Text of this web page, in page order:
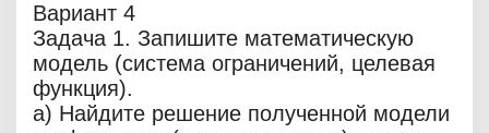
Вариант 4
Задача 1. Запишите математическую
модель (система ограничений, целевая
функция).
a) Найдите решение полученной модели